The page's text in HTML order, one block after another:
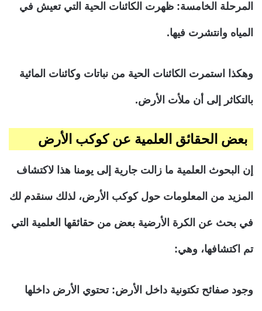
المرحلة الخامسة: ظهرت الكائنات الحية التي تعيش في
المياه وانتشرت فيها.
وهكذا استمرت الكائنات الحية من نباتات وكائنات المائية
بالتكاثر إلى أن ملأت الأرض.
بعض الحقائق العلمية عن كوكب الأرض
إن البحوث العلمية ما زالت جارية إلى يومنا هذا لاكتشاف
المزيد من المعلومات حول كوكب الأرض، لذلك سنقدم لك
في بحث عن الكرة الأرضية بعض من حقائقها العلمية التي
تم اكتشافها، وهي:
وجود صفائح تكتونية داخل الأرض: تحتوي الأرض داخلها